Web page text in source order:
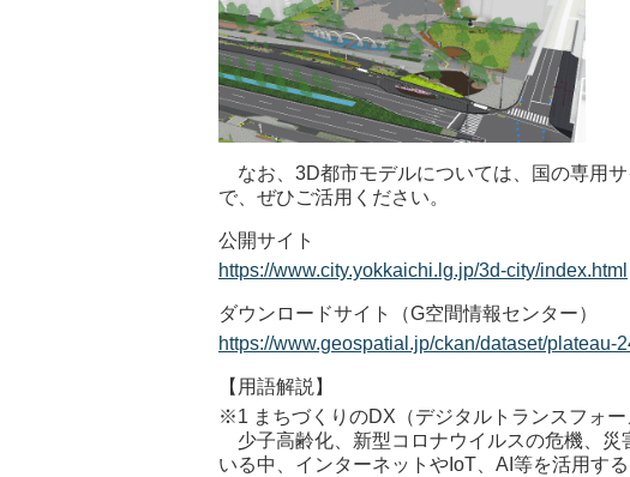
なお、3D都市モデルについては、国の専用
で、ぜひご活用ください。
公開サイト
https://www.city.yokkaichi.lg.jp/3d-city/index.html
ダウンロードサイト（G空間情報センター）
https://www.geospatial.jp/ckan/dataset/plateau-
【用語解説】
※1 まちづくりのDX（デジタルトランスフォー
少子高齢化、新型コロナウイルスの危機、災
いる中、インターネットやIoT、AI等を活用す